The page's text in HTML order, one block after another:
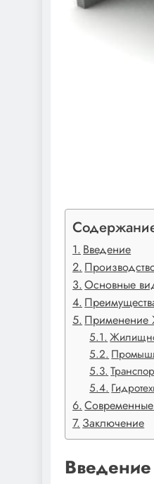
Введение
Основные
Применение
Заключение
Введение